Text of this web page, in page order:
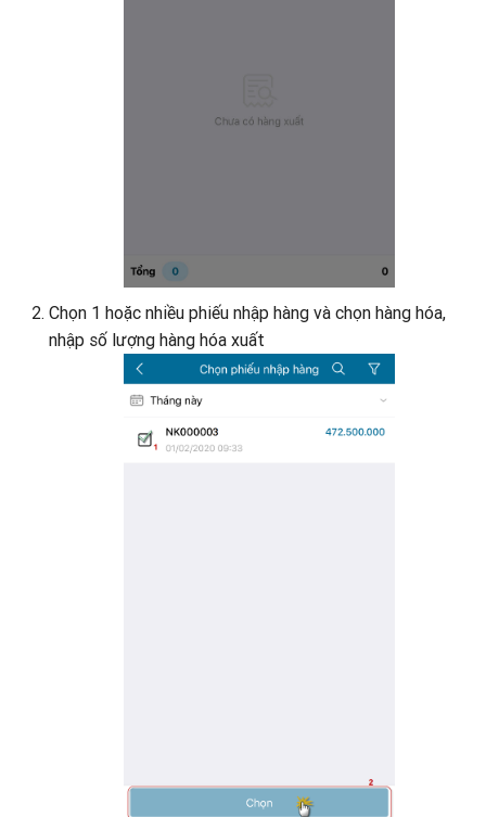
Chọn 1 hoặc nhiều phiếu nhập hàng và chọn hàng hóa,
nhập số lượng hàng hóa xuất